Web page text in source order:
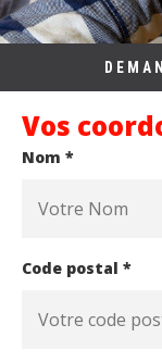
Vos
Nom *
Code postal *